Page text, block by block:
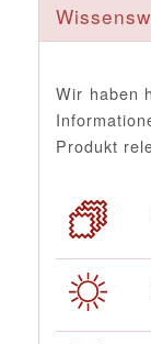
Wir haben
Produkt